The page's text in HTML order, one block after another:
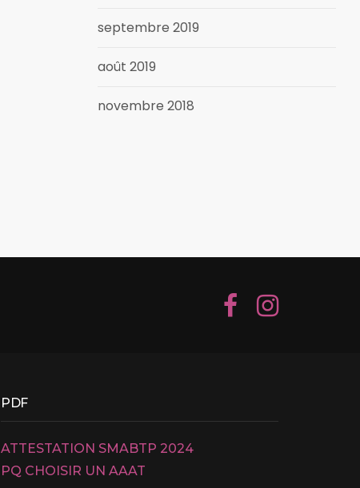
septembre 2019
août 2019
novembre 2018
PDF
ATTESTATION SMABTP 2024
PQ CHOISIR UN AAAT